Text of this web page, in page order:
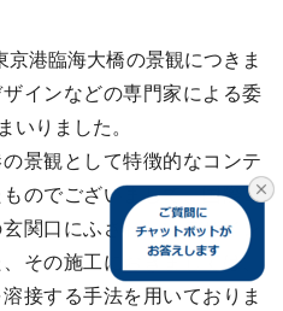
港臨海大橋の景観につきま
インなどの専門家による委
いりました。
景観として特徴的なコンテ
のでございまして、国際コ
関口にふさわしいデザイン
その施工におきましては、
接する手法を用いておりま